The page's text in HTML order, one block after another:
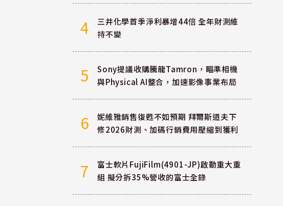
4
三井化學首季淨利暴增44倍 全年財測維
持不變
5
Sony提議收購騰龍Tamron，瞄準相機
與Physical AI整合，加速影像事業布局
6
妮維雅銷售復甦不如預期 拜爾斯道夫下
修2026財測、加碼行銷費用壓縮到獲利
7
富士軟片FujiFilm(4901-JP)啟動重大重
組 擬分拆35%營收的富士全錄